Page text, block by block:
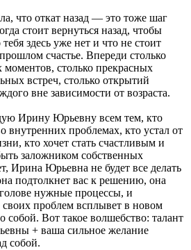
что откат назад — это тоже шаг
стоит вернуться назад, чтобы
здесь уже нет и что не стоит
счастье. Впереди столько
моментов, столько прекрасных
встреч, столько открытий
вне зависимости от возраста.
Ирину Юрьевну всем тем, кто
внутренних проблемах, кто устал от
кто хочет стать счастливым и
заложником собственных
Ирина Юрьевна не будет все делать
подтолкнет вас к решению, она
нужные процессы, и
проблем всплывет в новом
собой. Вот такое волшебство: талант
+ ваша сильное желание
собой.